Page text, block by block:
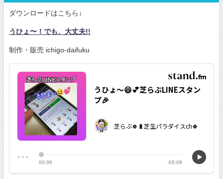
ダウンロードはこちら↓
うひょ〜！でも、大丈夫!!
制作・販売 ichigo-daifuku